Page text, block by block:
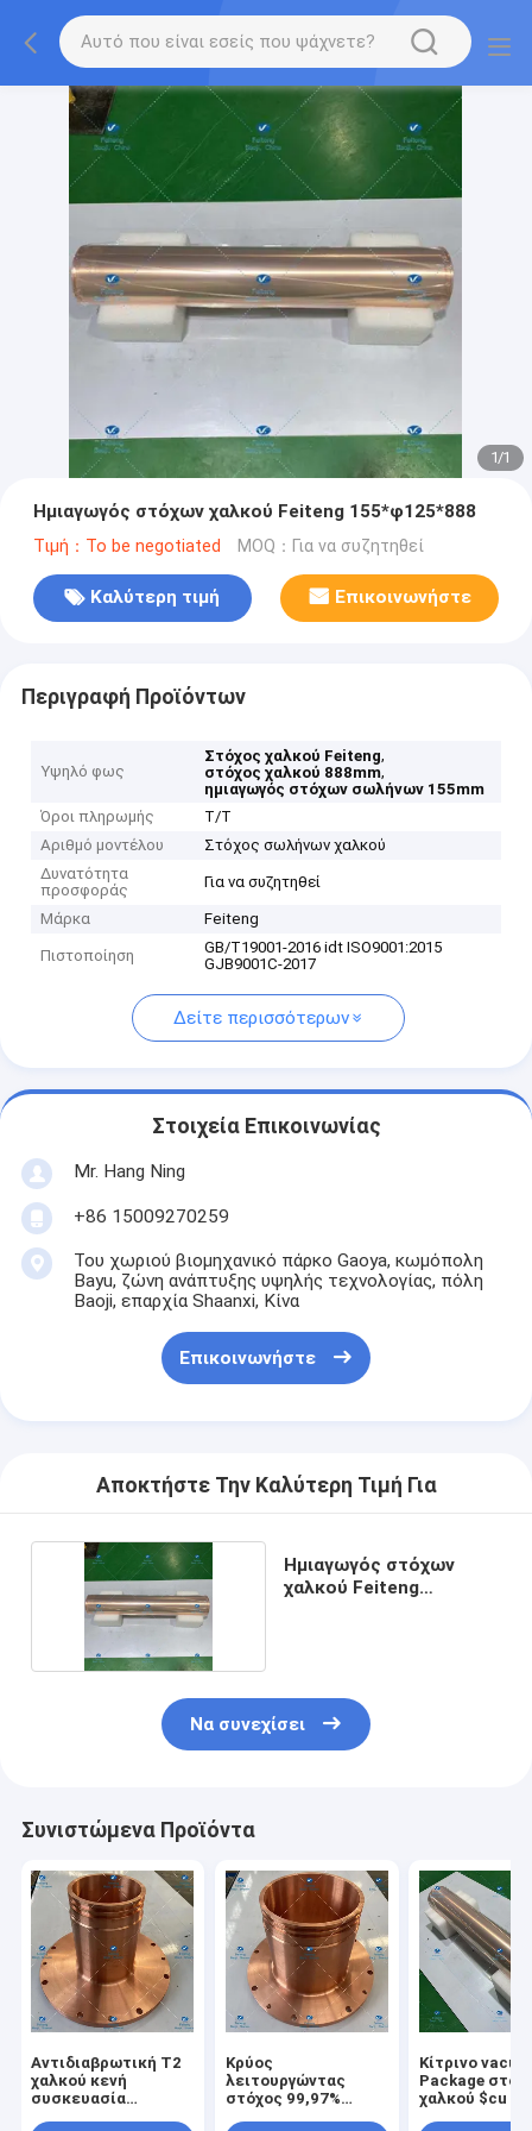
1/1
Ημιαγωγός στόχων χαλκού Feiteng 155*φ125*888
Τιμή：To be negotiated MOQ：Για να συζητηθεί
Καλύτερη τιμή Επικοινωνήστε
Περιγραφή Προϊόντων
Υψηλό φως
Στόχος χαλκού Feiteng,
στόχος χαλκού 888mm,
ημιαγωγός στόχων σωλήνων 155mm
Όροι πληρωμής
T/T
Αριθμό μοντέλου
Στόχος σωλήνων χαλκού
Δυνατότητα
προσφοράς
Για να συζητηθεί
Μάρκα Feiteng
Πιστοποίηση
GB/T19001-2016 idt ISO9001:2015
GJB9001C-2017
Δείτε περισσότερων
Στοιχεία Επικοινωνίας
Mr. Hang Ning
+86 15009270259
Του χωριού βιομηχανικό πάρκο Gaoya, κωμόπολη
Bayu, ζώνη ανάπτυξης υψηλής τεχνολογίας, πόλη
Baoji, επαρχία Shaanxi, Κίνα
Επικοινωνήστε
Αποκτήστε Την Καλύτερη Τιμή Για
Ημιαγωγός στόχων
χαλκού Feiteng
Να συνεχίσει
Συνιστώμενα Προϊόντα
Αντιδιαβρωτική T2
χαλκού κενή
συσκευασία
Κρύος
λειτουργώντας
στόχος 99,97%
Κίτρινο
Package
χαλκού $cu